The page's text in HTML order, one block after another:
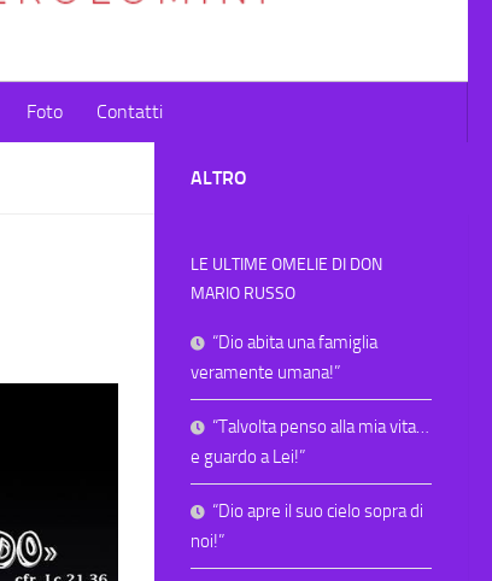
Foto Contatti
ALTRO
LE ULTIME OMELIE DI DON
MARIO RUSSO
“Dio abita una famiglia
veramente umana!”
“Talvolta penso alla mia vita…
e guardo a Lei!”
“Dio apre il suo cielo sopra di
noi!”